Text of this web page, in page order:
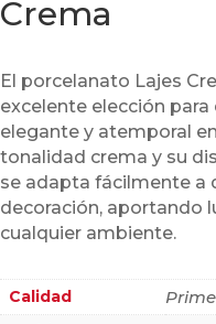
Crema
El porcelanato Lajes
excelente elección
elegante y atemporal
tonalidad crema y su
se adapta fácilmente a
decoración, aportando
cualquier ambiente.
Calidad